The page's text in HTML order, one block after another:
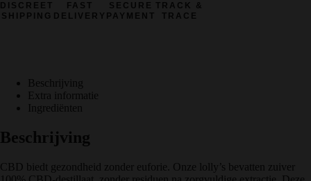
DISCREET
SHIPPING
FAST
DELIVERY
SECURE
PAYMENT
TRACK &
TRACE
Beschrijving
Extra informatie
Ingrediënten
Beschrijving
CBD biedt gezondheid zonder euforie. Onze lolly’s bevatten zuiver